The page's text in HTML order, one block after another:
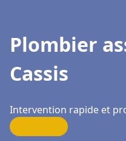
Plombier
Cassis
Intervention rapide et